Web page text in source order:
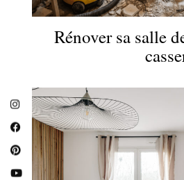
Rénover sa salle